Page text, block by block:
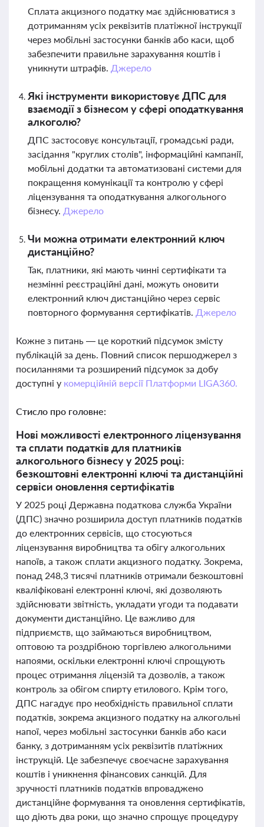
Сплата акцизного податку має здійснюватися з
дотриманням усіх реквізитів платіжної інструкції
через мобільні застосунки банків або каси, щоб
забезпечити правильне зарахування коштів і
уникнути штрафів. Джерело
Які інструменти використовує ДПС для
взаємодії з бізнесом у сфері оподаткування
алкоголю?
ДПС застосовує консультації, громадські ради,
засідання "круглих столів", інформаційні кампанії,
мобільні додатки та автоматизовані системи для
покращення комунікації та контролю у сфері
ліцензування та оподаткування алкогольного
бізнесу. Джерело
Чи можна отримати електронний ключ
дистанційно?
Так, платники, які мають чинні сертифікати та
незмінні реєстраційні дані, можуть оновити
електронний ключ дистанційно через сервіс
повторного формування сертифікатів. Джерело
Кожне з питань — це короткий підсумок змісту
публікацій за день. Повний список першоджерел з
посиланнями та розширений підсумок за добу
доступні у комерційній версії Платформи LIGA360.
Стисло про головне:
Нові можливості електронного ліцензування
та сплати податків для платників
алкогольного бізнесу у 2025 році:
безкоштовні електронні ключі та дистанційні
сервіси оновлення сертифікатів
У 2025 році Державна податкова служба України
(ДПС) значно розширила доступ платників податків
до електронних сервісів, що стосуються
ліцензування виробництва та обігу алкогольних
напоїв, а також сплати акцизного податку. Зокрема,
понад 248,3 тисячі платників отримали безкоштовні
кваліфіковані електронні ключі, які дозволяють
здійснювати звітність, укладати угоди та подавати
документи дистанційно. Це важливо для
підприємств, що займаються виробництвом,
оптовою та роздрібною торгівлею алкогольними
напоями, оскільки електронні ключі спрощують
процес отримання ліцензій та дозволів, а також
контроль за обігом спирту етилового. Крім того,
ДПС нагадує про необхідність правильної сплати
податків, зокрема акцизного податку на алкогольні
напої, через мобільні застосунки банків або каси
банку, з дотриманням усіх реквізитів платіжних
інструкцій. Це забезпечує своєчасне зарахування
коштів і уникнення фінансових санкцій. Для
зручності платників податків впроваджено
дистанційне формування та оновлення сертифікатів,
що діють два роки, що значно спрощує процедуру